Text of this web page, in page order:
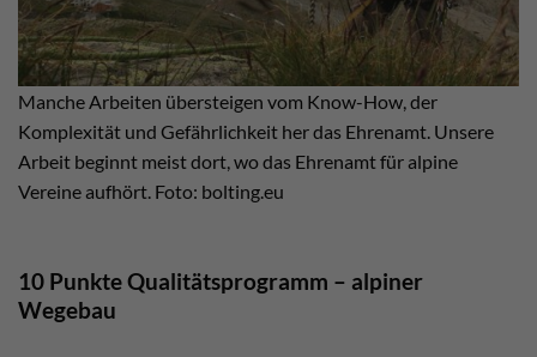
Manche Arbeiten übersteigen vom Know-How, der
Komplexität und Gefährlichkeit her das Ehrenamt. Unsere
Arbeit beginnt meist dort, wo das Ehrenamt für alpine
Vereine aufhört. Foto: bolting.eu
10 Punkte Qualitätsprogramm – alpiner
Wegebau